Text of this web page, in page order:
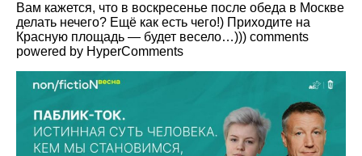
Вам кажется, что в воскресенье после обеда в Москве
делать нечего? Ещё как есть чего!) Приходите на
Красную площадь — будет весело…))) comments
powered by HyperComments